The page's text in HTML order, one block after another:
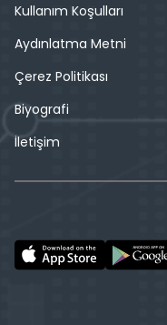
Kullanım Koşulları
Aydınlatma Metni
Çerez Politikası
Biyografi
İletişim